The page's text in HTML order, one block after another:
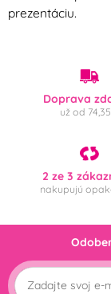
prezentáciu.
Doprava
už od
2 ze 3
nakupujú